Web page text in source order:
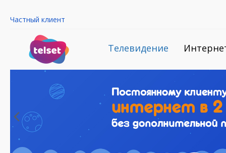
Частный клиент
Телевидение